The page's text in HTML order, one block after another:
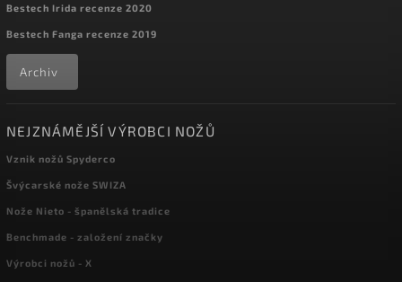
Bestech Irida recenze 2020
Bestech Fanga recenze 2019
Archiv
NEJZNÁMĚJŠÍ VÝROBCI NOŽŮ
Vznik nožů Spyderco
Švýcarské nože SWIZA
Nože Nieto - španělská tradice
Benchmade - založení značky
Výrobci nožů - X